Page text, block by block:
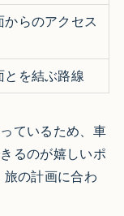
からのアクセス
を結ぶ路線
ているため、車
るのが嬉しいポ
の計画に合わ